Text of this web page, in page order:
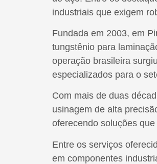
industriais que exigem
Fundada em 2003, em
tungstênio para
operação brasileira
especializados para o
Com mais de duas
usinagem de alta
oferecendo soluções
Entre os serviços
em componentes